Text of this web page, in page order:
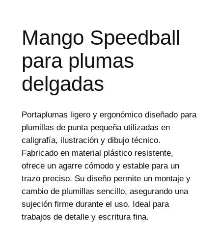
r
o
d
c
t
o
s
Mango Speedball
para plumas
delgadas
Portaplumas ligero y ergonómico diseñado para
plumillas de punta pequeña utilizadas en
caligrafía, ilustración y dibujo técnico.
Fabricado en material plástico resistente,
ofrece un agarre cómodo y estable para un
trazo preciso. Su diseño permite un montaje y
cambio de plumillas sencillo, asegurando una
sujeción firme durante el uso. Ideal para
trabajos de detalle y escritura fina.